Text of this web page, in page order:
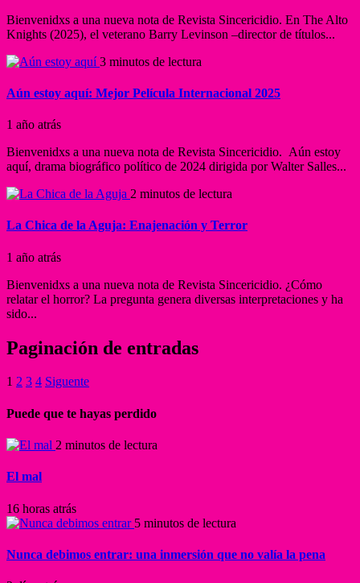
Bienvenidxs a una nueva nota de Revista Sincericidio. En The Alto
Knights (2025), el veterano Barry Levinson –director de títulos...
3 minutos de lectura
Aún estoy aquí: Mejor Película Internacional 2025
1 año atrás
Bienvenidxs a una nueva nota de Revista Sincericidio. Aún estoy
aquí, drama biográfico político de 2024 dirigida por Walter Salles...
2 minutos de lectura
La Chica de la Aguja: Enajenación y Terror
1 año atrás
Bienvenidxs a una nueva nota de Revista Sincericidio. ¿Cómo
relatar el horror? La pregunta genera diversas interpretaciones y ha
sido...
Paginación de entradas
1 2 3 4 Siguente
Puede que te hayas perdido
2 minutos de lectura
El mal
16 horas atrás
5 minutos de lectura
Nunca debimos entrar: una inmersión que no valía la pena